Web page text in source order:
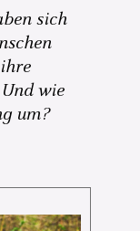
sich
wie
um?